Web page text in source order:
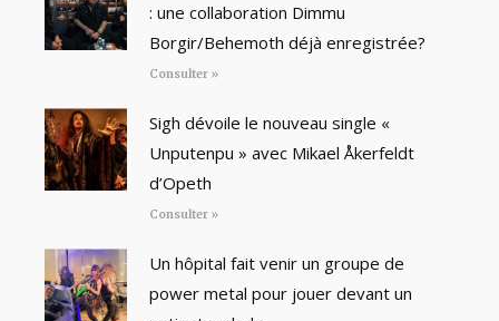
: une collaboration Dimmu
Borgir/Behemoth déjà enregistrée?
Consulter »
Sigh dévoile le nouveau single «
Unputenpu » avec Mikael Åkerfeldt
d’Opeth
Consulter »
Un hôpital fait venir un groupe de
power metal pour jouer devant un